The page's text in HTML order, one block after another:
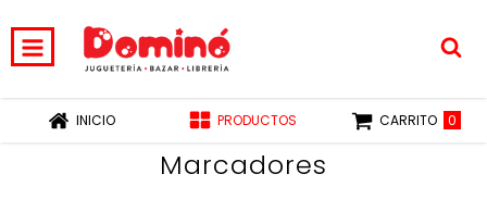
INICIO PRODUCTOS CARRITO 0
Marcadores